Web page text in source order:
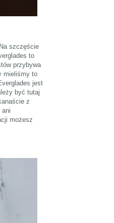
szczęście
to
przybywa
mieliśmy to
jest
być tutaj
z
ani
możesz